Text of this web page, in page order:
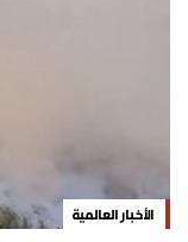
الأخبار العالمية